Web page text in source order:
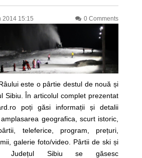
2014 15:15 0 Comments
este o pârtie destul de nouă și
Sibiu. În articolul complet prezentat
poți găsi informații și detalii
geografica, scurt istoric,
teleferice, program, prețuri,
galerie foto/video. Pârtii de ski și
Județul Sibiu se găsesc